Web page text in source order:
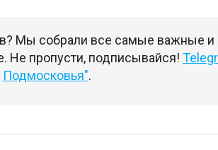
Мы собрали все самые важные и
Не пропусти, подписывайся!
Подмосковья".